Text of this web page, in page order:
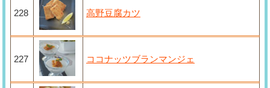
228 高野豆腐カツ
227 ココナッツブランマンジェ